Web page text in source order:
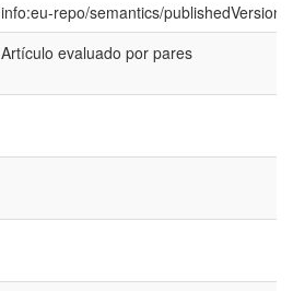
info:eu-repo/semantics/publishedVersion
Artículo evaluado por pares